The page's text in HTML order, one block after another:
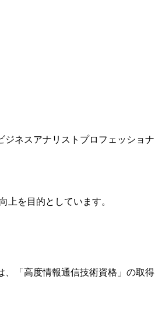
ジネスアナリストプロフェッショナ
上を目的としています。
、「高度情報通信技術資格」の取得